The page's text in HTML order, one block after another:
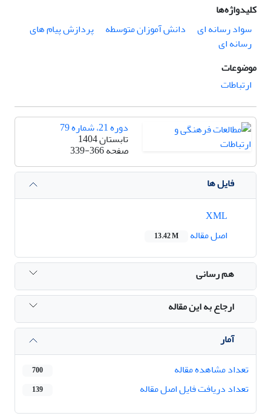
کلیدواژه‌ها
سواد رسانه ای
دانش آموزان متوسطه
پردازش پیام های
رسانه ای
موضوعات
ارتباطات
دوره 21، شماره 79
تابستان 1404
صفحه339-366
فایل ها
اصل مقاله
13.42 M
هم رسانی
ارجاع به این مقاله
آمار
تعداد مشاهده مقاله
700
تعداد دریافت فایل اصل مقاله 139